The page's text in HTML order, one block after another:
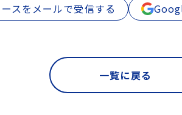
スをメールで受信する
一覧に戻る